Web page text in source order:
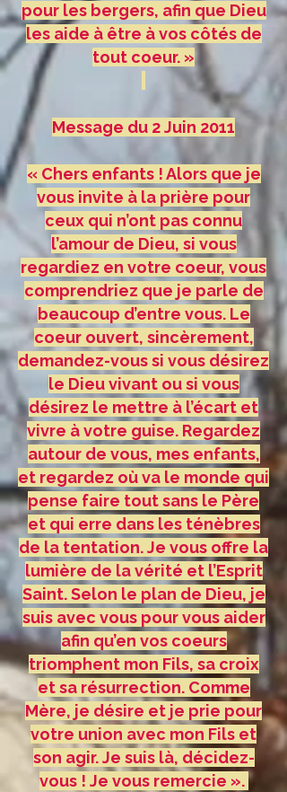
pour les bergers, afin que Dieu
les aide à être à vos côtés de
tout coeur. »
Message du 2 Juin 2011
« Chers enfants ! Alors que je
vous invite à la prière pour
ceux qui n’ont pas connu
l’amour de Dieu, si vous
regardiez en votre coeur, vous
comprendriez que je parle de
beaucoup d’entre vous. Le
coeur ouvert, sincèrement,
demandez-vous si vous désirez
le Dieu vivant ou si vous
désirez le mettre à l’écart et
vivre à votre guise. Regardez
autour de vous, mes enfants,
et regardez où va le monde qui
pense faire tout sans le Père
et qui erre dans les ténèbres
de la tentation. Je vous offre la
lumière de la vérité et l’Esprit
Saint. Selon le plan de Dieu, je
suis avec vous pour vous aider
afin qu’en vos coeurs
triomphent mon Fils, sa croix
et sa résurrection. Comme
Mère, je désire et je prie pour
votre union avec mon Fils et
son agir. Je suis là, décidez-
vous ! Je vous remercie ».